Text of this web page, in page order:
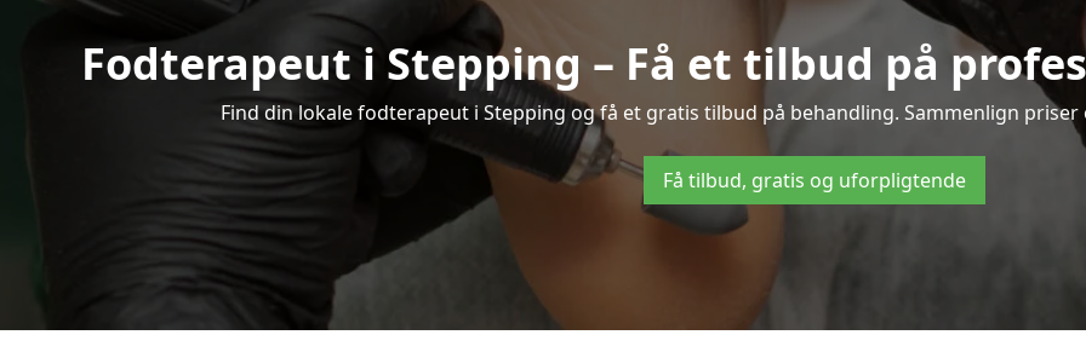
Fodterapeut i Stepping – Få et tilbud på
Find din lokale fodterapeut i Stepping og få et gratis tilbud på behandling. Sammenlign
Få tilbud, gratis og uforpligtende